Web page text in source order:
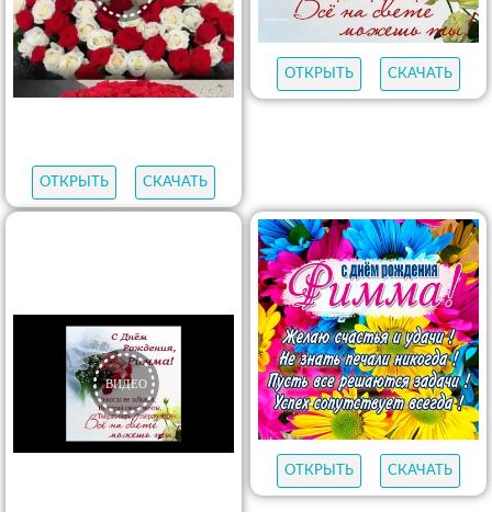
ОТКРЫТЬ СКАЧАТЬ
ОТКРЫТЬ СКАЧАТЬ
ОТКРЫТЬ СКАЧАТЬ